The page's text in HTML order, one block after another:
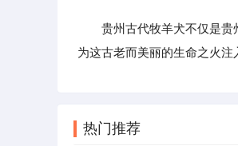
贵州古代牧羊犬不仅是贵
为这古老而美丽的生命之火注
热门推荐